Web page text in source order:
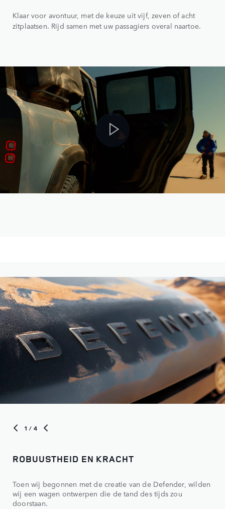
Klaar voor avontuur, met de keuze uit vijf, zeven of acht
zitplaatsen. Rijd samen met uw passagiers overal naartoe.
Kies uit onze verschillende uitvoeringen om uw reis te
beginnen
1 / 4
ROBUUSTHEID EN KRACHT
Toen wij begonnen met de creatie van de Defender, wilden
wij een wagen ontwerpen die de tand des tijds zou
doorstaan.